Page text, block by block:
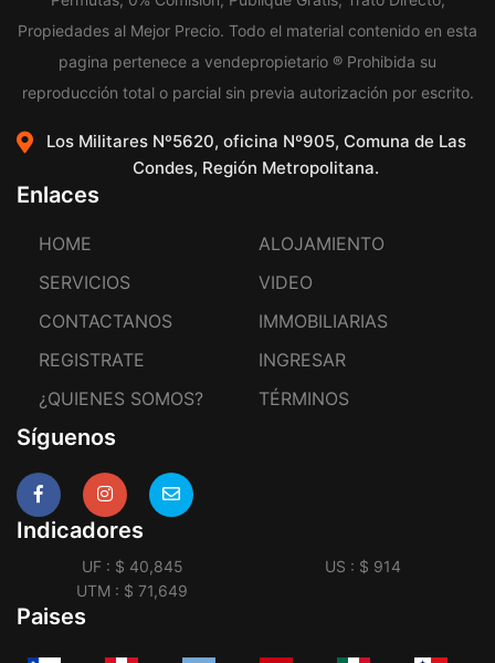
Propiedades al Mejor Precio. Todo el material contenido en esta
pagina pertenece a vendepropietario ® Prohibida su
reproducción total o parcial sin previa autorización por escrito.
Los Militares Nº5620, oficina Nº905, Comuna de Las
Condes, Región Metropolitana.
Enlaces
HOME
ALOJAMIENTO
SERVICIOS
VIDEO
CONTACTANOS
IMMOBILIARIAS
REGISTRATE
INGRESAR
¿QUIENES SOMOS?
TÉRMINOS
Síguenos
Indicadores
UF : $ 40,845
US : $ 914
UTM : $ 71,649
Paises